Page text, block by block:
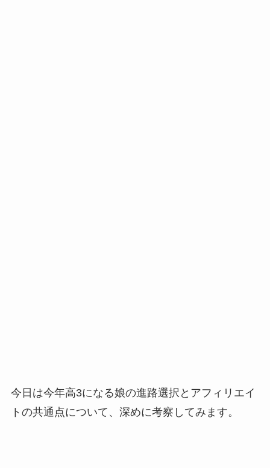
今日は今年高3になる娘の進路選択とアフィリエイ
トの共通点について、深めに考察してみます。